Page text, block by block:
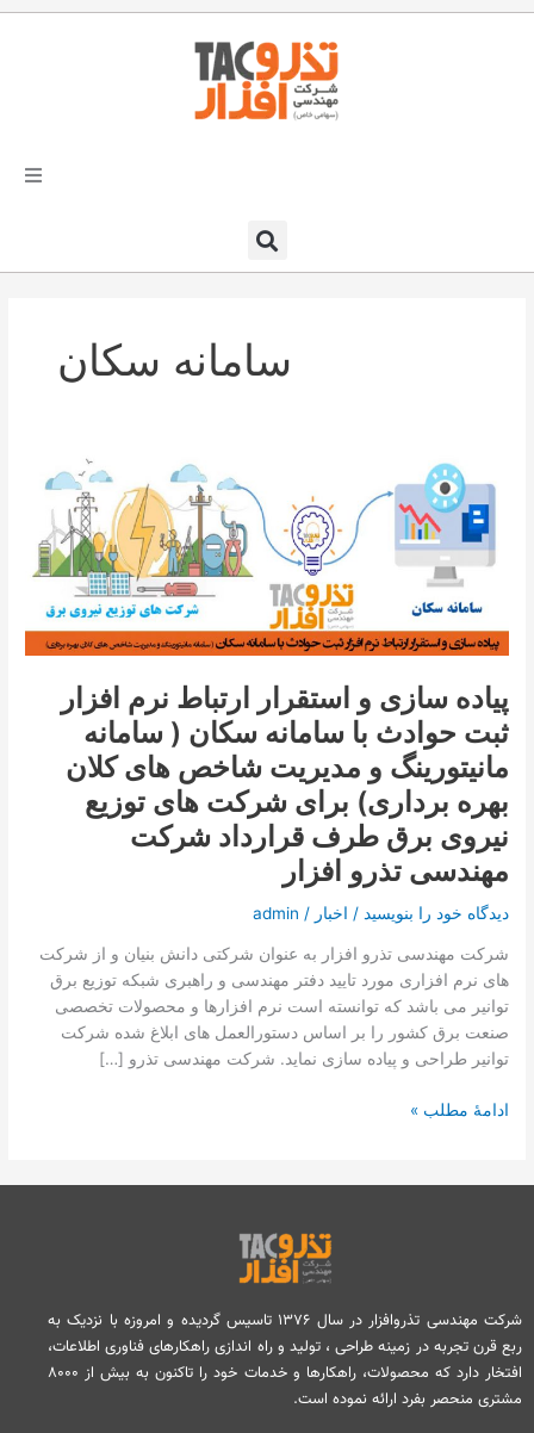
رفتن
دعوت به همکاری
تماس با ما
درخواست دمو
سامانه سکان
پیاده سازی و استقرار ارتباط نرم افزار
ثبت حوادث با سامانه سکان ( سامانه
مانیتورینگ و مدیریت شاخص های کلان
بهره برداری) برای شرکت های توزیع
نیروی برق طرف قرارداد شرکت
مهندسی تذرو افزار
دیدگاه‌ خود را بنویسید / اخبار /
admin
شرکت مهندسی تذرو افزار به عنوان شرکتی دانش بنیان و از شرکت
های نرم افزاری مورد تایید دفتر مهندسی و راهبری شبکه توزیع برق
توانیر می باشد که توانسته است نرم افزارها و محصولات تخصصی
صنعت برق کشور را بر اساس دستورالعمل های ابلاغ شده شرکت
توانیر طراحی و پیاده سازی نماید. شرکت مهندسی تذرو […]
سازی
استقرار
ارتباط
ثبت
با
سامانه
سکان
(
سامانه
مانیتورینگ
مدیریت
شاخص
کلان
بهره
برداری)
برای
شرکت
توزیع
افزار
ادامۀ مطلب »
شرکت مهندسی تذروافزار در سال ۱۳۷۶ تاسیس گردیده و امروزه با نزدیک به
ربع قرن تجربه در زمینه طراحی ، تولید و راه اندازی راهکارهای فناوری اطلاعات،
افتخار دارد که محصولات، راهکارها و خدمات خود را تاکنون به بیش از ۸۰۰۰
مشتری منحصر بفرد ارائه نموده است.